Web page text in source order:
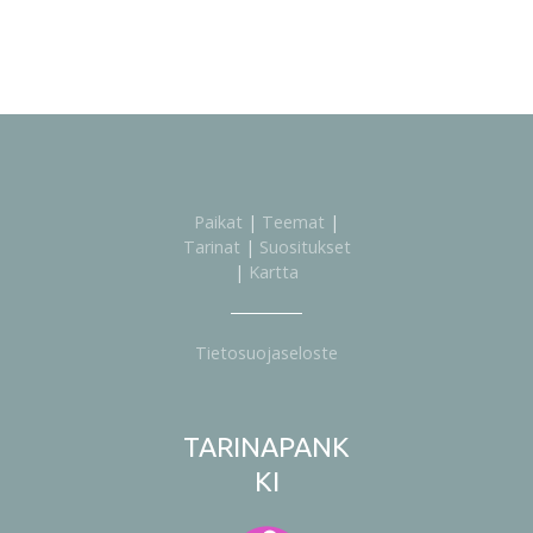
Paikat | Teemat |
Tarinat | Suositukset
| Kartta
Tietosuojaseloste
TARINAPANK
KI